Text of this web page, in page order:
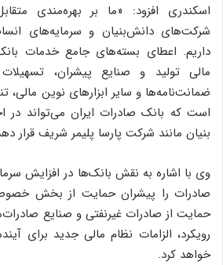
اسکندری افزود: «ما بر بهره‌مندی
شرکت‌های دانش‌بنیان و سرمایه‌های
داریم. اعطای بسته‌های جامع خدمات
مالی تولید و صنایع پیشران،
ضمانت‌نامه‌ها و سایر ابزارهای نوین
است که بانک صادرات ایران می‌تواند
بنیان مانند شرکت پارسا پلیمر شریف قرار
وی با اشاره به نقش بانک‌ها در افزایش
صادرات را پیشران حمایت از بخش
حمایت از صادرات غیرنفتی و صنایع
رویکرد، الزامات نظام مالی جدید برای
خواهد کرد.